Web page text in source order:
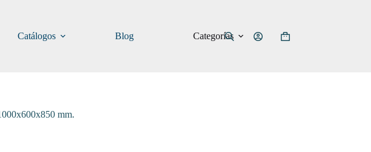
Catálogos Blog Categorías
Carro
mm.